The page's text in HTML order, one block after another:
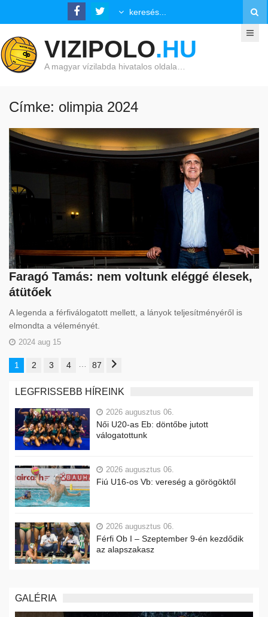
VIZIPOLO.HU
A magyar vízilabda hivatalos oldala…
Címke: olimpia 2024
Faragó Tamás: nem voltunk eléggé élesek,
átütőek
A legenda a férfiválogatott mellett, a lányok teljesítményéről is
elmondta a véleményét.
2024 aug 15
1 2 3 4 87
LEGFRISSEBB HÍREINK
2026 augusztus 06.
Női U20-as Eb: döntőbe jutott
válogatottunk
2026 augusztus 06.
Fiú U16-os Vb: vereség a görögöktől
2026 augusztus 06.
Férfi Ob I – Szeptember 9-én kezdődik
az alapszakasz
GALÉRIA